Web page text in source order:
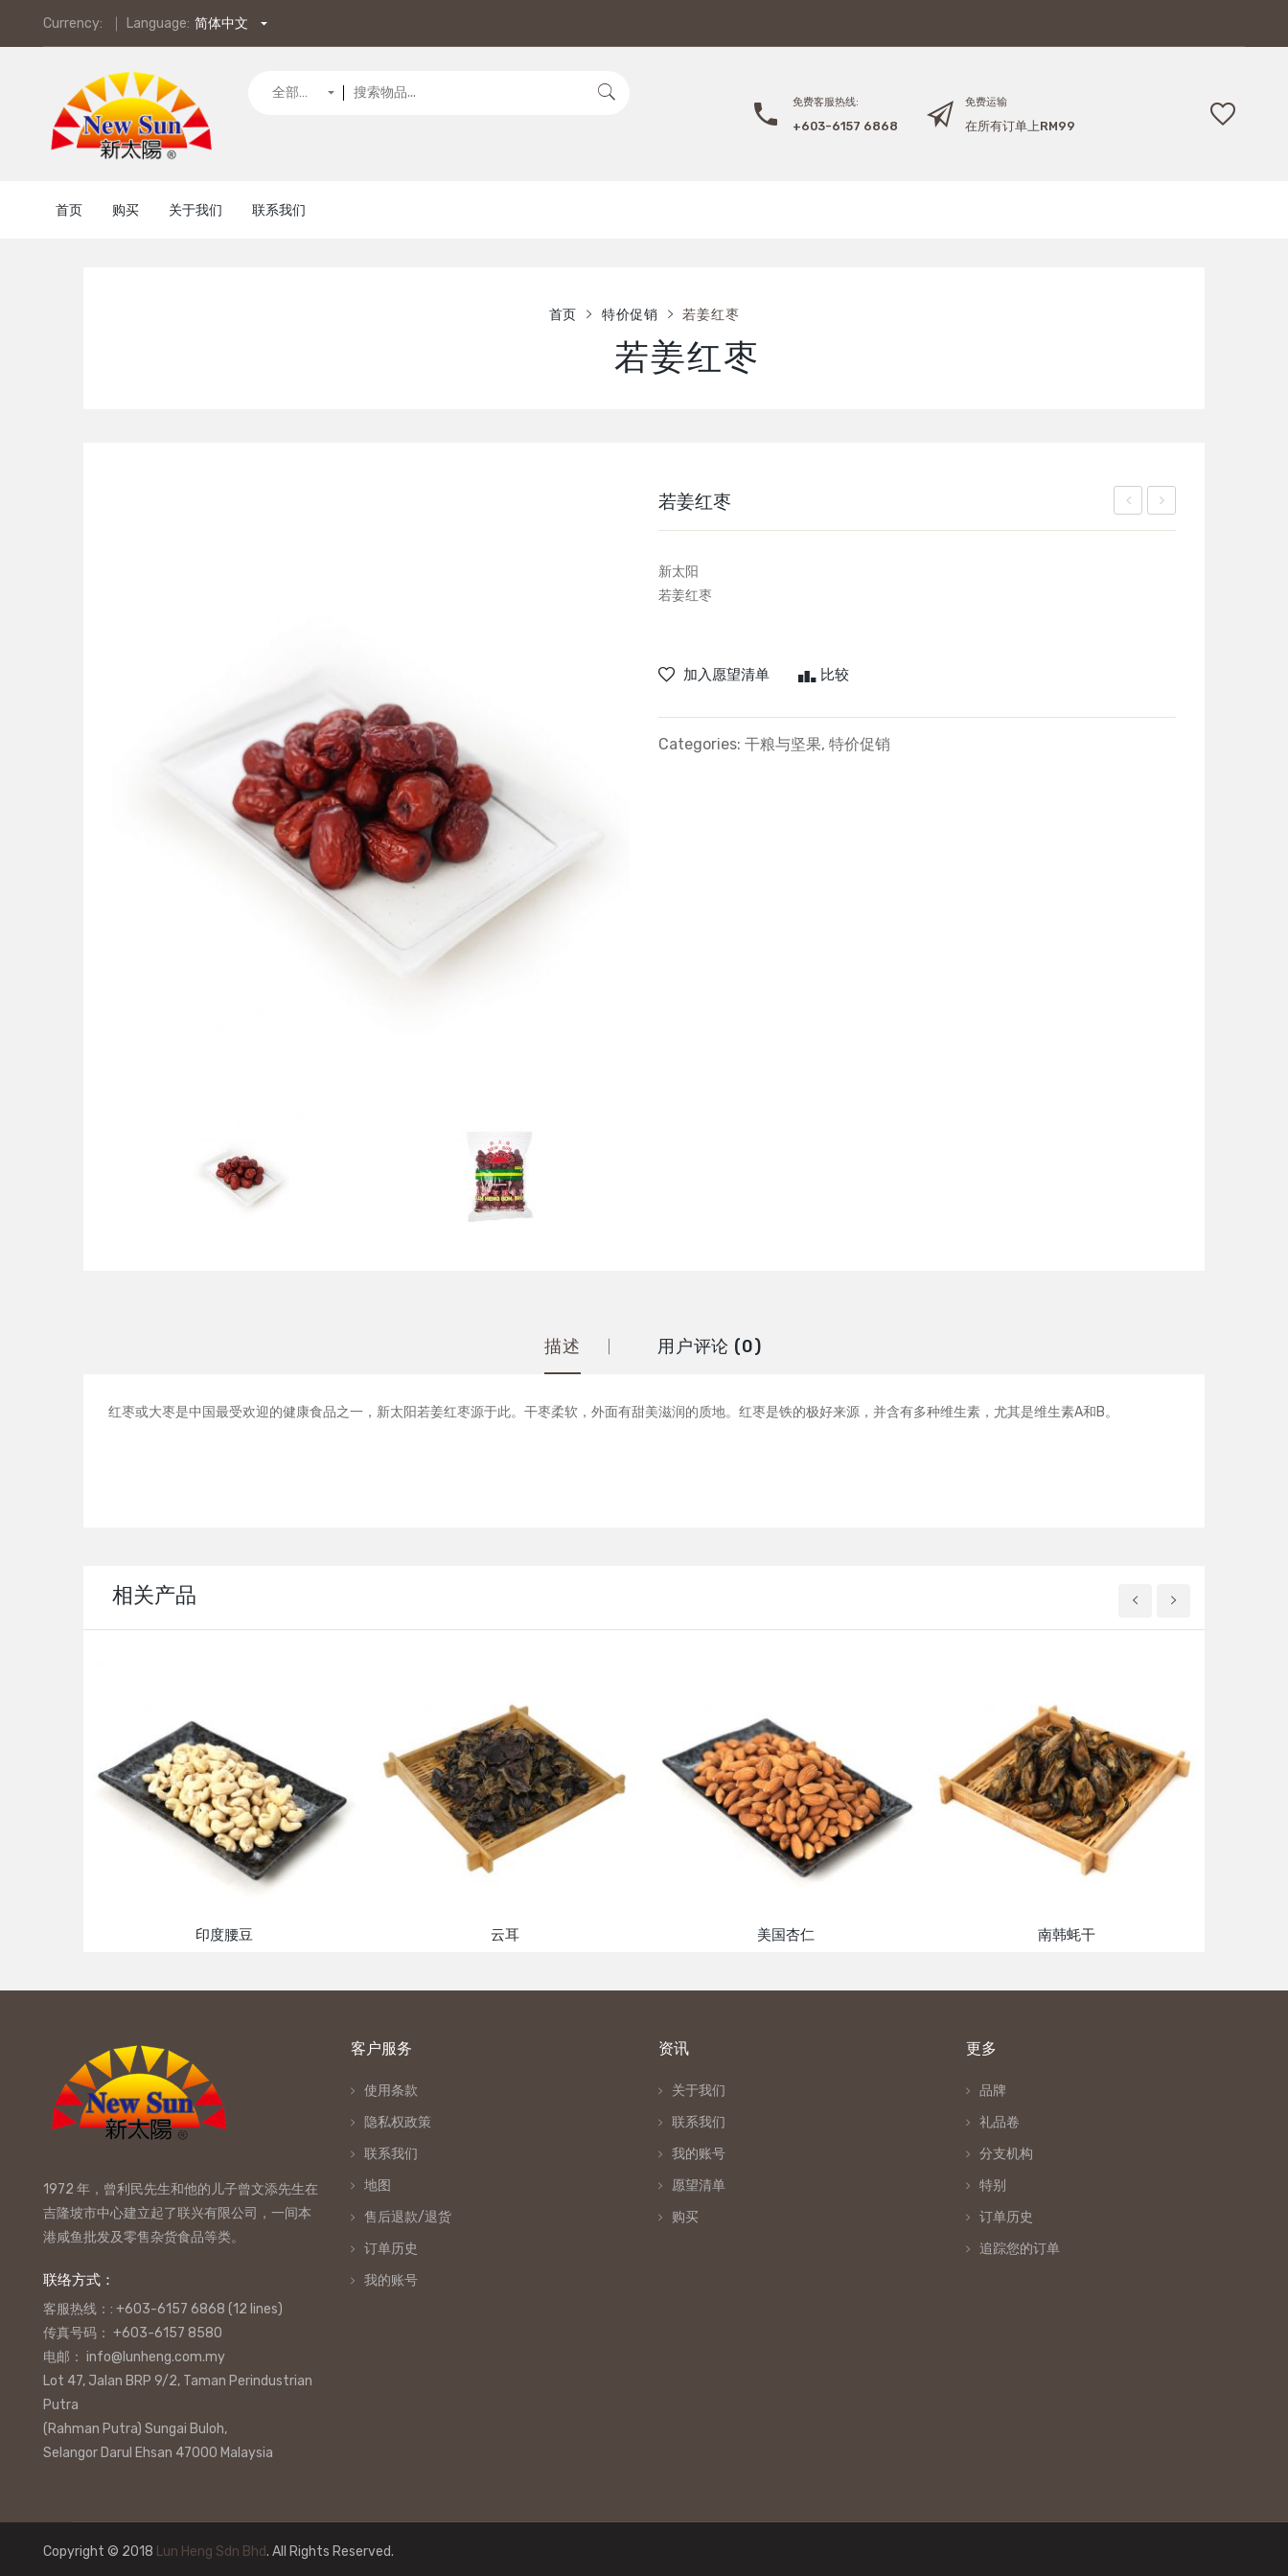
Currency: Language: 简体中文
全部类别
免费客服热线:
+603-6157 6868
免费运输
在所有订单上RM99
首页 购买 关于我们 联系我们
首页 特价促销 若姜红枣
若姜红枣
心
核
若姜红枣
新太阳
若姜红枣
加入愿望清单 比较
Categories: 干粮与坚果, 特价促销
描述 用户评论 (0)
红枣或大枣是中国最受欢迎的健康食品之一，新太阳若姜红枣源于此。干枣柔软，外面有甜美滋润的质地。红枣是铁的极好来源，并含有多种维生素，尤其是维生素A和B。
相关产品
印度腰豆 云耳 美国杏仁 南韩蚝干
1972 年，曾利民先生和他的儿子曾文添先生在
吉隆坡市中心建立起了联兴有限公司，一间本
港咸鱼批发及零售杂货食品等类。
联络方式：
客服热线：: +603-6157 6868 (12 lines)
传真号码： +603-6157 8580
电邮： info@lunheng.com.my
Lot 47, Jalan BRP 9/2, Taman Perindustrian
Putra
(Rahman Putra) Sungai Buloh,
Selangor Darul Ehsan 47000 Malaysia
客户服务
使用条款
隐私权政策
联系我们
地图
售后退款/退货
订单历史
我的账号
资讯
关于我们
联系我们
我的账号
愿望清单
购买
更多
品牌
礼品卷
分支机构
特别
订单历史
追踪您的订单
Copyright © 2018 Lun Heng Sdn Bhd. All Rights Reserved.